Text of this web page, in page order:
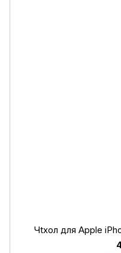
Чtхол для Apple